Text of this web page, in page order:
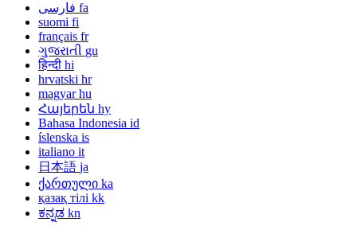
فارسی fa
suomi fi
français fr
ગુજરાતી gu
हिन्दी hi
hrvatski hr
magyar hu
Հայերեն hy
Bahasa Indonesia id
íslenska is
italiano it
日本語 ja
ქართული ka
қазақ тілі kk
ಕನ್ನಡ kn